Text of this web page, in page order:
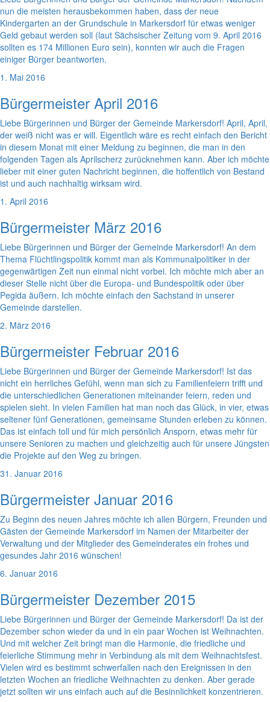
nun die meisten herausbekommen haben, dass der neue
Kindergarten an der Grundschule in Markersdorf für etwas weniger
Geld gebaut werden soll (laut Sächsischer Zeitung vom 9. April 2016
sollten es 174 Millionen Euro sein), konnten wir auch die Fragen
einiger Bürger beantworten.
1. Mai 2016
Bürgermeister April 2016
Liebe Bürgerinnen und Bürger der Gemeinde Markersdorf! April, April,
der weiß nicht was er will. Eigentlich wäre es recht einfach den Bericht
in diesem Monat mit einer Meldung zu beginnen, die man in den
folgenden Tagen als Aprilscherz zurücknehmen kann. Aber ich möchte
lieber mit einer guten Nachricht beginnen, die hoffentlich von Bestand
ist und auch nachhaltig wirksam wird.
1. April 2016
Bürgermeister März 2016
Liebe Bürgerinnen und Bürger der Gemeinde Markersdorf! An dem
Thema Flüchtlingspolitik kommt man als Kommunalpolitiker in der
gegenwärtigen Zeit nun einmal nicht vorbei. Ich möchte mich aber an
dieser Stelle nicht über die Europa- und Bundespolitik oder über
Pegida äußern. Ich möchte einfach den Sachstand in unserer
Gemeinde darstellen.
2. März 2016
Bürgermeister Februar 2016
Liebe Bürgerinnen und Bürger der Gemeinde Markersdorf! Ist das
nicht ein herrliches Gefühl, wenn man sich zu Familienfeiern trifft und
die unterschiedlichen Generationen miteinander feiern, reden und
spielen sieht. In vielen Familien hat man noch das Glück, in vier, etwas
seltener fünf Generationen, gemeinsame Stunden erleben zu können.
Das ist einfach toll und für mich persönlich Ansporn, etwas mehr für
unsere Senioren zu machen und gleichzeitig auch für unsere Jüngsten
die Projekte auf den Weg zu bringen.
31. Januar 2016
Bürgermeister Januar 2016
Zu Beginn des neuen Jahres möchte ich allen Bürgern, Freunden und
Gästen der Gemeinde Markersdorf im Namen der Mitarbeiter der
Verwaltung und der Mitglieder des Gemeinderates ein frohes und
gesundes Jahr 2016 wünschen!
6. Januar 2016
Bürgermeister Dezember 2015
Liebe Bürgerinnen und Bürger der Gemeinde Markersdorf! Da ist der
Dezember schon wieder da und in ein paar Wochen ist Weihnachten.
Und mit welcher Zeit bringt man die Harmonie, die friedliche und
feierliche Stimmung mehr in Verbindung als mit dem Weihnachtsfest.
Vielen wird es bestimmt schwerfallen nach den Ereignissen in den
letzten Wochen an friedliche Weihnachten zu denken. Aber gerade
jetzt sollten wir uns einfach auch auf die Besinnlichkeit konzentrieren.